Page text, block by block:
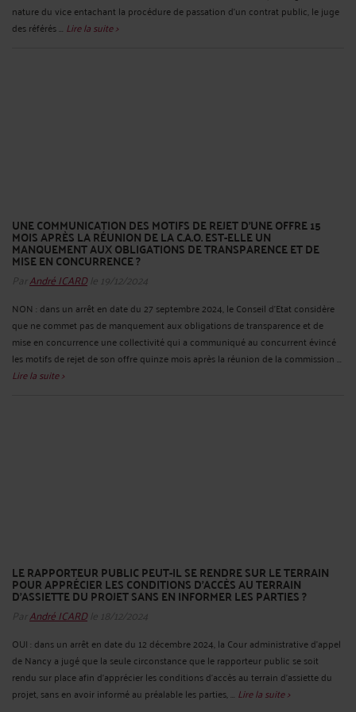
nature du vice entachant la procédure de passation d'un contrat public, le juge
des référés ... Lire la suite >
UNE COMMUNICATION DES MOTIFS DE REJET D’UNE OFFRE 15
MOIS APRÈS LA RÉUNION DE LA C.A.O. EST-ELLE UN
MANQUEMENT AUX OBLIGATIONS DE TRANSPARENCE ET DE
MISE EN CONCURRENCE ?
ParAndré ICARDle 19/12/2024
NON : dans un arrêt en date du 27 septembre 2024, le Conseil d’Etat considère
que ne commet pas de manquement aux obligations de transparence et de
mise en concurrence une collectivité qui a communiqué au concurrent évincé
les motifs de rejet de son offre quinze mois après la réunion de la commission ...
Lire la suite >
LE RAPPORTEUR PUBLIC PEUT-IL SE RENDRE SUR LE TERRAIN
POUR APPRÉCIER LES CONDITIONS D'ACCÈS AU TERRAIN
D'ASSIETTE DU PROJET SANS EN INFORMER LES PARTIES ?
ParAndré ICARDle 18/12/2024
OUI : dans un arrêt en date du 12 décembre 2024, la Cour administrative d’appel
de Nancy a jugé que la seule circonstance que le rapporteur public se soit
rendu sur place afin d'apprécier les conditions d'accès au terrain d'assiette du
projet, sans en avoir informé au préalable les parties, ... Lire la suite >